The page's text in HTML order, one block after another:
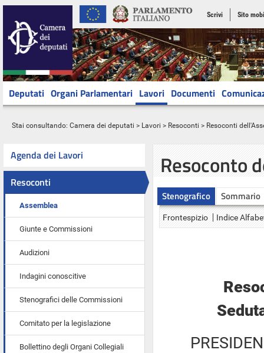
Scrivi Sito
Deputati Organi Parlamentari Lavori Documenti
Stai consultando: Camera dei deputati > Lavori > Resoconti > Resoconti
Agenda dei Lavori
Resoconti
Assemblea
Giunte e Commissioni
Audizioni
Indagini conoscitive
Stenografici delle Commissioni
Comitato per la legislazione
Bollettino degli Organi Collegiali
Resoconto
Stenografico Sommario
Frontespizio Indice